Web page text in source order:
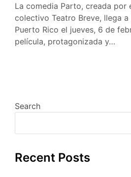
La comedia Parto, creada por
colectivo Teatro Breve, llega a
Puerto Rico el jueves, 6 de
película, protagonizada y…
Search
Recent Posts